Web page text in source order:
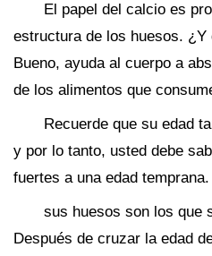
El papel del calcio es
estructura de los huesos.
Bueno, ayuda al cuerpo a
de los alimentos que
Recuerde que su edad
y por lo tanto, usted debe
fuertes a una edad temprana.
sus huesos son los que
Después de cruzar la edad